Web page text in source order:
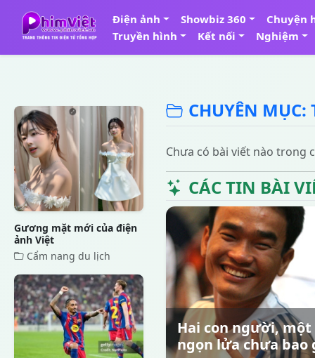
Điện ảnh Showbiz 360
Chuyện
Truyền hình
Kết nối Nghiệm
Gương mặt mới của điện
ảnh Việt
Cẩm nang du lịch
CHUYÊN
Chưa có bài viết nào trong
CÁC TIN BÀI
Hai con người,
ngọn lửa chưa bao